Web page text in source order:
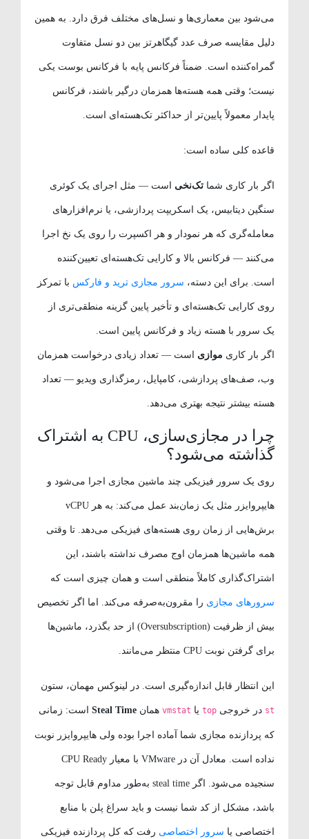
می‌شود بین معماری‌ها و نسل‌های مختلف فرق دارد. به همین
دلیل مقایسه صرف عدد گیگاهرتز بین دو نسل متفاوت
گمراه‌کننده است. ضمناً فرکانس پایه با فرکانس بوست یکی
نیست؛ وقتی همه هسته‌ها همزمان درگیر باشند، فرکانس
پایدار معمولاً پایین‌تر از حداکثر تک‌هسته‌ای است.
قاعده کلی ساده است:
اگر بار کاری شما تک‌نخی است — مثل اجرای یک کوئری
سنگین دیتابیس، یک اسکریپت پردازشی، یا نرم‌افزارهای
معامله‌گری که هر نمودار و هر اکسپرت را روی یک نخ اجرا
می‌کنند — فرکانس بالا و کارایی تک‌هسته‌ای تعیین‌کننده
است. برای این دسته، سرور مجازی ترید و فارکس با تمرکز
روی کارایی تک‌هسته‌ای و تأخیر پایین گزینه منطقی‌تری از
یک سرور با هسته زیاد و فرکانس پایین است.
اگر بار کاری موازی است — تعداد زیادی درخواست همزمان
وب، صف‌های پردازشی، کامپایل، رمزگذاری ویدیو — تعداد
هسته بیشتر نتیجه بهتری می‌دهد.
چرا در مجازی‌سازی، CPU به اشتراک
گذاشته می‌شود؟
روی یک سرور فیزیکی چند ماشین مجازی اجرا می‌شود و
هایپروایزر مثل یک زمان‌بند عمل می‌کند: به هر vCPU
برش‌هایی از زمان روی هسته‌های فیزیکی می‌دهد. تا وقتی
همه ماشین‌ها همزمان اوج مصرف نداشته باشند، این
اشتراک‌گذاری کاملاً منطقی است و همان چیزی است که
سرورهای مجازی را مقرون‌به‌صرفه می‌کند. اما اگر تخصیص
بیش از ظرفیت (Oversubscription) از حد بگذرد، ماشین‌ها
برای گرفتن نوبت CPU منتظر می‌مانند.
این انتظار قابل اندازه‌گیری است. در لینوکس مهمان، ستون
st در خروجی top یا vmstat همان Steal Time است: زمانی
که پردازنده مجازی شما آماده اجرا بوده ولی هایپروایزر نوبت
نداده است. معادل آن در VMware با معیار CPU Ready
سنجیده می‌شود. اگر steal time به‌طور مداوم قابل توجه
باشد، مشکل از کد شما نیست و باید سراغ پلن با منابع
اختصاصی یا سرور اختصاصی رفت که کل پردازنده فیزیکی